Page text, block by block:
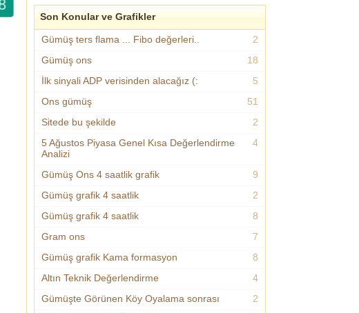
Son Konular ve Grafikler
Gümüş ters flama ... Fibo değerleri..
2
Gümüş ons
18
İlk sinyali ADP verisinden alacağız (:
5
Ons gümüş
51
Sitede bu şekilde
2
5 Ağustos Piyasa Genel Kısa Değerlendirme
Analizi
4
Gümüş Ons 4 saatlik grafik
9
Gümüş grafik 4 saatlik
2
Gümüş grafik 4 saatlik
8
Gram ons
7
Gümüş grafik Kama formasyon
8
Altın Teknik Değerlendirme
4
Gümüşte Görünen Köy Oyalama sonrası
2